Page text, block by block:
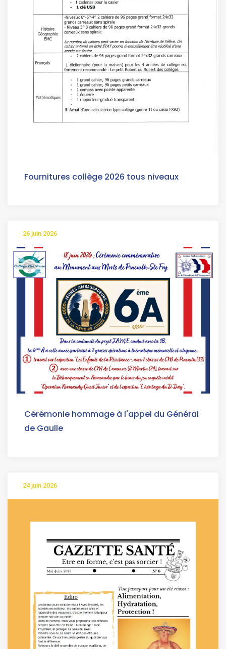
Fournitures collège 2026 tous niveaux
26 juin 2026
Cérémonie hommage à l'appel du Général
de Gaulle
24 juin 2026